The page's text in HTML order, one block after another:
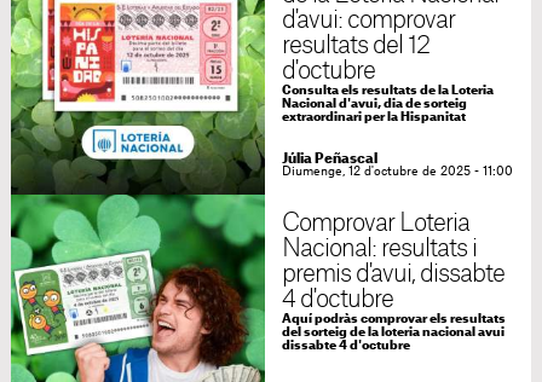
d'avui: comprovar
resultats del 12
d'octubre
Consulta els resultats de la Loteria
Nacional d'avui, dia de sorteig
extraordinari per la Hispanitat
Júlia Peñascal
Diumenge, 12 d'octubre de 2025 - 11:00
Comprovar Loteria
Nacional: resultats i
premis d'avui, dissabte
4 d'octubre
Aquí podràs comprovar els resultats
del sorteig de la loteria nacional avui
dissabte 4 d'octubre